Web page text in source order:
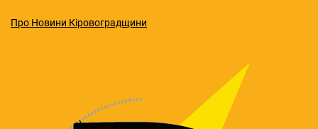
Про Новини Кіровоградщини